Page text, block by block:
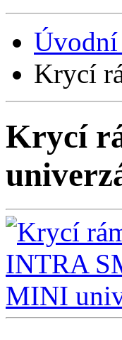
Úvodní
Krycí
Krycí